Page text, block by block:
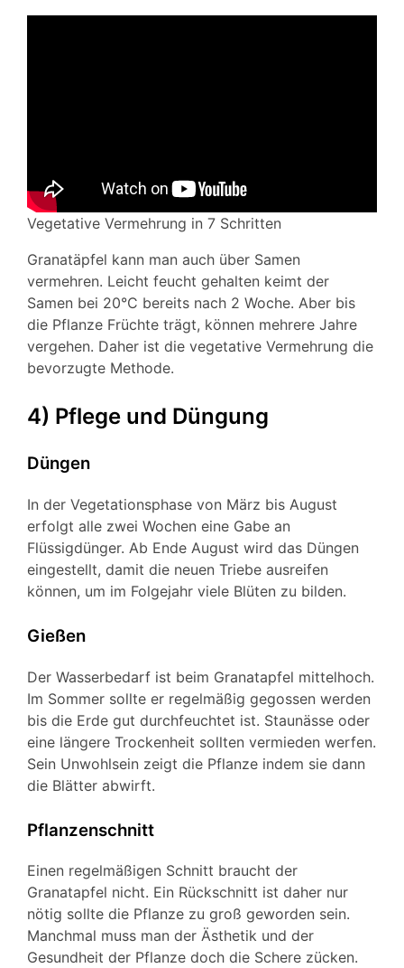
Vegetative Vermehrung in 7 Schritten
Granatäpfel kann man auch über Samen
vermehren. Leicht feucht gehalten keimt der
Samen bei 20°C bereits nach 2 Woche. Aber bis
die Pflanze Früchte trägt, können mehrere Jahre
vergehen. Daher ist die vegetative Vermehrung die
bevorzugte Methode.
4) Pflege und Düngung
Düngen
In der Vegetationsphase von März bis August
erfolgt alle zwei Wochen eine Gabe an
Flüssigdünger. Ab Ende August wird das Düngen
eingestellt, damit die neuen Triebe ausreifen
können, um im Folgejahr viele Blüten zu bilden.
Gießen
Der Wasserbedarf ist beim Granatapfel mittelhoch.
Im Sommer sollte er regelmäßig gegossen werden
bis die Erde gut durchfeuchtet ist. Staunässe oder
eine längere Trockenheit sollten vermieden werfen.
Sein Unwohlsein zeigt die Pflanze indem sie dann
die Blätter abwirft.
Pflanzenschnitt
Einen regelmäßigen Schnitt braucht der
Granatapfel nicht. Ein Rückschnitt ist daher nur
nötig sollte die Pflanze zu groß geworden sein.
Manchmal muss man der Ästhetik und der
Gesundheit der Pflanze doch die Schere zücken.